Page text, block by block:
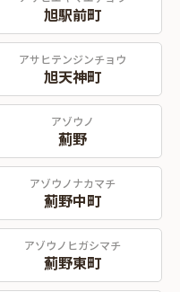
旭駅前町
アサヒテンジンチョウ
旭天神町
アゾウノ
薊野
アゾウノナカマチ
薊野中町
アゾウノヒガシマチ
薊野東町